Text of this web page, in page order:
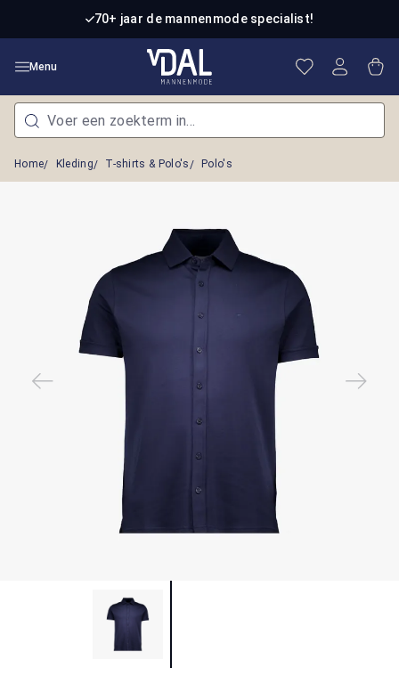
Ga naar de hoofdinhoud70+ jaar de mannenmode specialist!
Menu Je hebt 0
Home Kleding T-shirts & Polo's Polo's